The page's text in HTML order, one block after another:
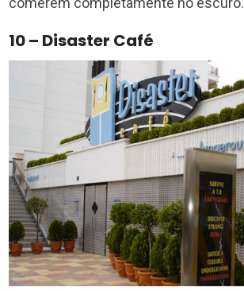
10 – Disaster Café